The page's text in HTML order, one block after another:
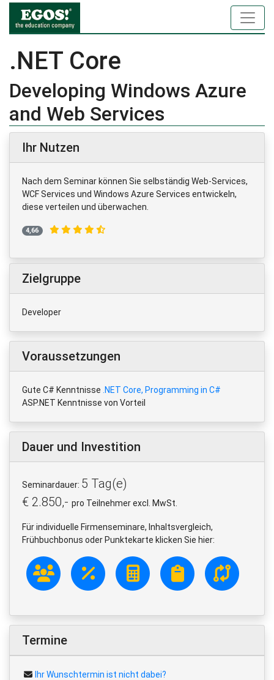
.NET Core
Developing Windows Azure
and Web Services
Ihr Nutzen
Nach dem Seminar können Sie selbständig Web-Services,
WCF Services und Windows Azure Services entwickeln,
diese verteilen und überwachen.
4,66
Zielgruppe
Developer
Voraussetzungen
Gute C# Kenntnisse .NET Core, Programming in C#
ASP.NET Kenntnisse von Vorteil
Dauer und Investition
Seminardauer: 5 Tag(e)
€ 2.850,- pro Teilnehmer excl. MwSt.
Für individuelle Firmenseminare, Inhaltsvergleich,
Frühbuchbonus oder Punktekarte klicken Sie hier:
Termine
Ihr Wunschtermin ist nicht dabei?